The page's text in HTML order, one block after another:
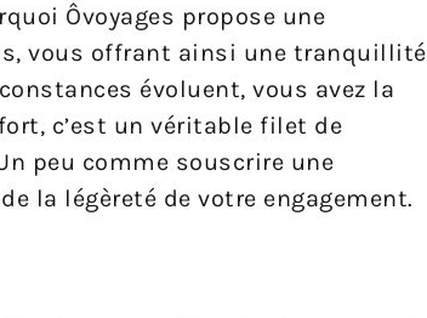
Ôvoyages propose une
vous offrant ainsi une tranquillité
évoluent, vous avez la
c’est un véritable filet de
peu comme souscrire une
la légèreté de votre engagement.